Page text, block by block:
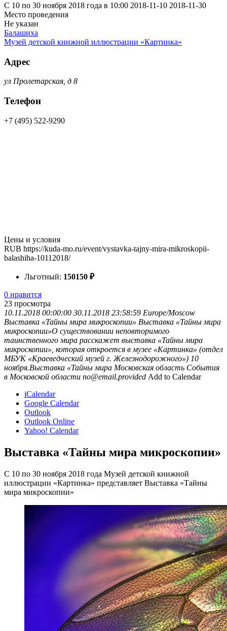
С 10 по 30 ноября 2018 года в 10:00 2018-11-10 2018-11-30
Место проведения
Не указан
Балашиха
Музей детской книжной иллюстрации «Картинка»
Адрес
ул Пролетарская, д 8
Телефон
+7 (495) 522-9290
Цены и условия
RUB https://kuda-mo.ru/event/vystavka-tajny-mira-mikroskopii-
balashiha-10112018/
Льготный: 150150 ₽
0 нравится
23 просмотра
10.11.2018 00:00:00 30.11.2018 23:58:59 Europe/Moscow
Выставка «Тайны мира микроскопии» Выставка «Тайны мира
микроскопии»О существовании неповторимого
таинственного мира расскажет выставка «Тайны мира
микроскопии», которая откроется в музее «Картинка» (отдел
МБУК «Краеведческий музей г. Железнодорожного») 10
ноября.Выставка «Тайны мира Московская область События
в Московской области no@email.provided Add to Calendar
iCalendar
Google Calendar
Outlook
Outlook Online
Yahoo! Calendar
Выставка «Тайны мира микроскопии»
С 10 по 30 ноября 2018 года Музей детской книжной
иллюстрации «Картинка» представляет Выставка «Тайны
мира микроскопии»